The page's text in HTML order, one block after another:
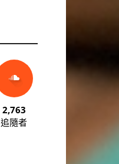
2,763
追隨者